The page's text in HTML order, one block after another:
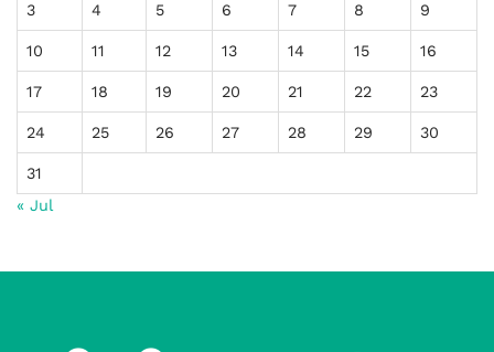
3 4 5 6 7 8 9
10 11 12 13 14 15 16
17 18 19 20 21 22 23
24 25 26 27 28 29 30
31
« Jul